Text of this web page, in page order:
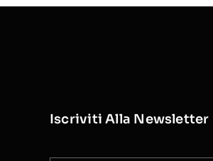
Iscriviti Alla Newsletter